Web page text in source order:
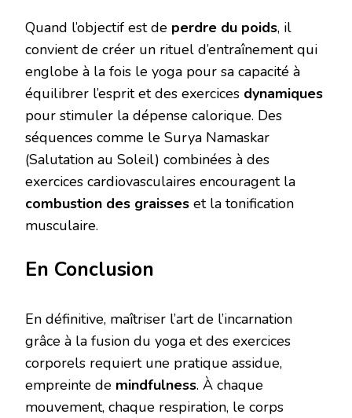
Quand l’objectif est de perdre du poids, il
convient de créer un rituel d’entraînement qui
englobe à la fois le yoga pour sa capacité à
équilibrer l’esprit et des exercices dynamiques
pour stimuler la dépense calorique. Des
séquences comme le Surya Namaskar
(Salutation au Soleil) combinées à des
exercices cardiovasculaires encouragent la
combustion des graisses et la tonification
musculaire.
En Conclusion
En définitive, maîtriser l’art de l’incarnation
grâce à la fusion du yoga et des exercices
corporels requiert une pratique assidue,
empreinte de mindfulness. À chaque
mouvement, chaque respiration, le corps